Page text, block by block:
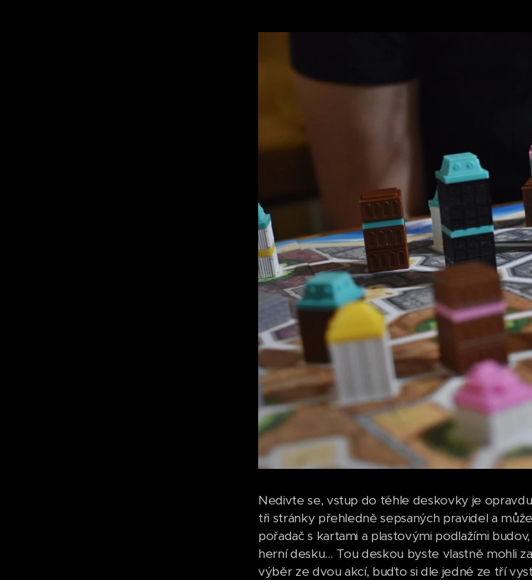
Nedivte se, vstup do téhle deskovky je
tři stránky přehledně sepsaných pravidel a
pořadač s kartami a plastovými podlažími
herní desku… Tou deskou byste vlastně mohli
výběr ze dvou akcí, buďto si dle jedné ze tří